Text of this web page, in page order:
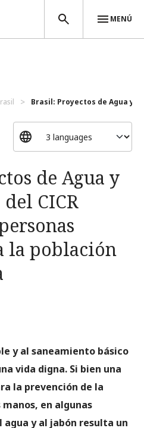
MENÚ
Brasil: Proyectos de Agua y
de Agua y
CICR
la población
y al saneamiento básico
vida digna. Si bien una
la prevención de la
manos, en algunas
agua y al jabón resulta un